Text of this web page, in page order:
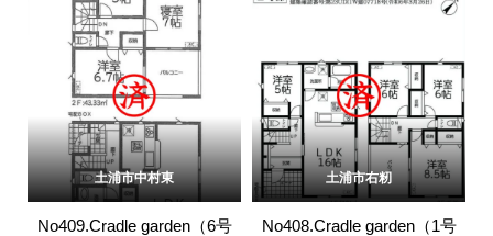
土浦市中村東
No409.Cradle garden（6号
土浦市右籾
No408.Cradle garden（1号